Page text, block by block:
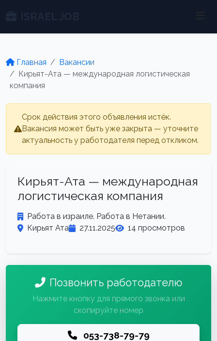
Главная
Вакансии
Кирьят-Ата — международная логистическая
компания
Срок действия этого объявления истёк.
Вакансия может быть уже закрыта — уточните
актуальность у работодателя перед откликом.
Кирьят-Ата — международная
логистическая компания
Работа в израиле. Работа в Нетании.
Кирьят Ата
27.11.2025 14 просмотров
Позвонить работодателю
Нажмите кнопку для прямого звонка или
скопируйте номер
053-738-79-79